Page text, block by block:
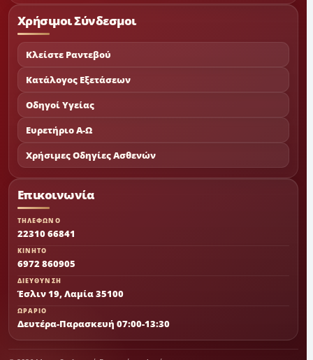
Χρήσιμοι Σύνδεσμοι
Κλείστε Ραντεβού
Κατάλογος Εξετάσεων
Οδηγοί Υγείας
Ευρετήριο Α-Ω
Χρήσιμες Οδηγίες Ασθενών
Επικοινωνία
ΤΗΛΕΦΩΝΟ
22310 66841
ΚΙΝΗΤΟ
6972 860905
ΔΙΕΥΘΥΝΣΗ
Έσλιν 19, Λαμία 35100
ΩΡΑΡΙΟ
Δευτέρα-Παρασκευή 07:00-13:30